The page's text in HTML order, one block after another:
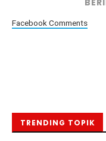
Facebook Comments
TRENDING TOPIK